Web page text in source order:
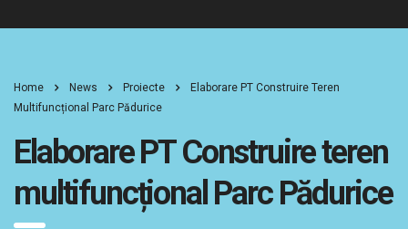
Home News Proiecte
Elaborare PT Construire Teren
Multifuncțional Parc Pădurice
Elaborare PT Construire teren
multifuncțional Parc Pădurice